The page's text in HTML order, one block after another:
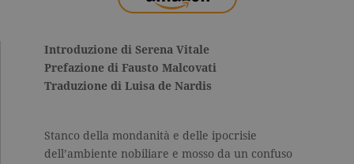
Introduzione di Serena Vitale
Prefazione di Fausto Malcovati
Traduzione di Luisa de Nardis
Stanco della mondanità e delle ipocrisie
dell’ambiente nobiliare e mosso da un confuso